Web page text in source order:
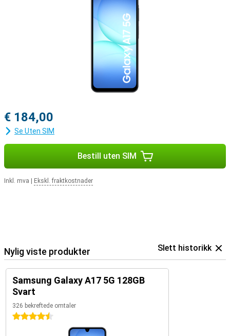
€ 184,00
Se Uten SIM
Bestill uten SIM
Inkl. mva Ekskl. fraktkostnader
Nylig viste produkter Slett historikk
Samsung Galaxy A17 5G 128GB
Svart
326 bekreftede omtaler
4.5 stjerner